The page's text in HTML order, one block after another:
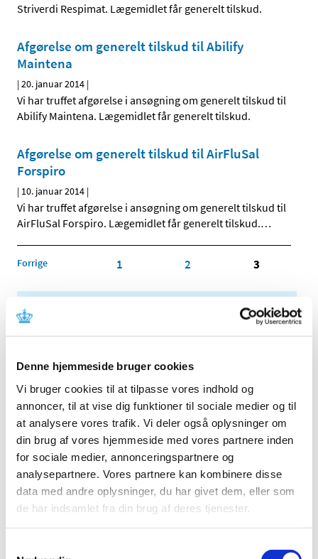
Denne hjemmeside bruger cookies
Vi bruger cookies til at tilpasse vores indhold og
annoncer, til at vise dig funktioner til sociale medier og til
at analysere vores trafik. Vi deler også oplysninger om
din brug af vores hjemmeside med vores partnere inden
for sociale medier, annonceringspartnere og
analysepartnere. Vores partnere kan kombinere disse
data med andre oplysninger, du har givet dem, eller som
de har indsamlet fra din brug af deres tjenester.
Striverdi Respimat. Lægemidlet får generelt tilskud.
Afgørelse om generelt tilskud til Abilify
Maintena
|20. januar 2014 |
Vi har truffet afgørelse i ansøgning om generelt tilskud til
Abilify Maintena. Lægemidlet får generelt tilskud.
Afgørelse om generelt tilskud til AirFluSal
Forspiro
| 10. januar 2014 |
Vi har truffet afgørelse i ansøgning om generelt tilskud til
AirFluSal Forspiro. Lægemidlet får generelt tilskud.…
Forrige 1 2 3
Alle (2506)
TID
2024 (224)
2023 (195)
2022 (197)
2021 (516)
2020 (263)
2019 (159)